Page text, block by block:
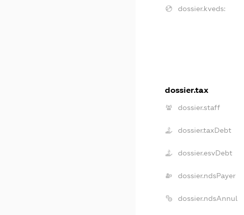
dossier.kveds:
dossier.tax
dossier.staff
dossier.taxDebt
dossier.esvDebt
dossier.ndsPayer
dossier.ndsAnnul